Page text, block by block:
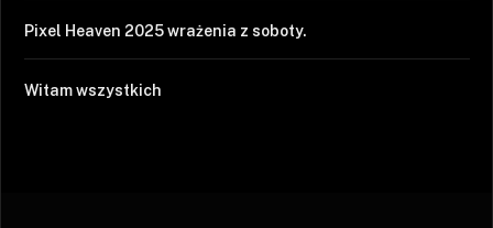
Pixel Heaven 2025 wrażenia z soboty.
Witam wszystkich